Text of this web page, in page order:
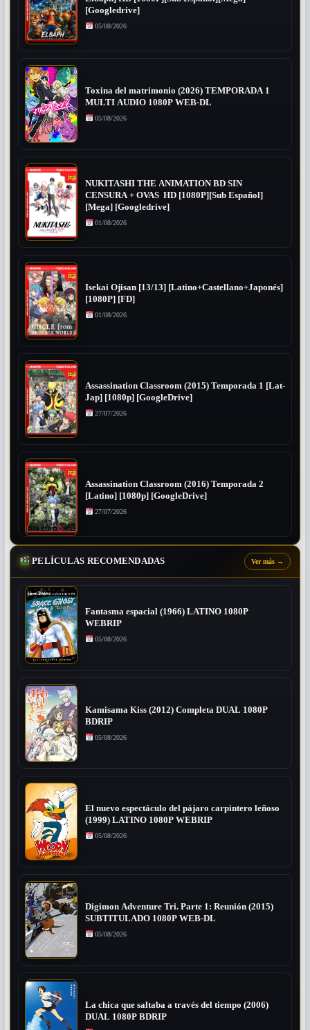
[Googledrive]
05/08/2026
Toxina del matrimonio (2026) TEMPORADA 1
MULTI AUDIO 1080P WEB-DL
05/08/2026
NUKITASHI THE ANIMATION BD SIN
CENSURA + OVAS HD [1080P][Sub Español]
[Mega] [Googledrive]
01/08/2026
Isekai Ojisan [13/13] [Latino+Castellano+Japonés]
[1080P] [FD]
01/08/2026
Assassination Classroom (2015) Temporada 1 [Lat-
Jap] [1080p] [GoogleDrive]
27/07/2026
Assassination Classroom (2016) Temporada 2
[Latino] [1080p] [GoogleDrive]
27/07/2026
PELÍCULAS RECOMENDADAS Ver más →
Fantasma espacial (1966) LATINO 1080P
WEBRIP
05/08/2026
Kamisama Kiss (2012) Completa DUAL 1080P
BDRIP
05/08/2026
El nuevo espectáculo del pájaro carpintero leñoso
(1999) LATINO 1080P WEBRIP
05/08/2026
Digimon Adventure Tri. Parte 1: Reunión (2015)
SUBTITULADO 1080P WEB-DL
05/08/2026
La chica que saltaba a través del tiempo (2006)
DUAL 1080P BDRIP